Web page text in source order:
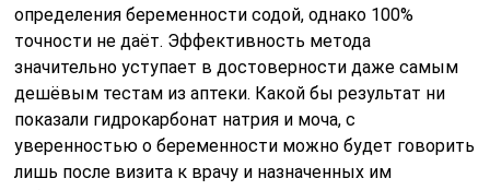
определения беременности содой, однако 100%
точности не даёт. Эффективность метода
значительно уступает в достоверности даже самым
дешёвым тестам из аптеки. Какой бы результат ни
показали гидрокарбонат натрия и моча, с
уверенностью о беременности можно будет говорить
лишь после визита к врачу и назначенных им